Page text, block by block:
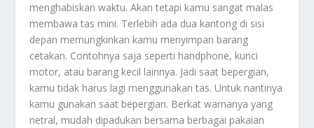
menghabiskan waktu. Akan tetapi kamu sangat malas
membawa tas mini. Terlebih ada dua kantong di sisi
depan memungkinkan kamu menyimpan barang
cetakan. Contohnya saja seperti handphone, kunci
motor, atau barang kecil lainnya. Jadi saat bepergian,
kamu tidak harus lagi menggunakan tas. Untuk nantinya
kamu gunakan saat bepergian. Berkat warnanya yang
netral, mudah dipadukan bersama berbagai pakaian